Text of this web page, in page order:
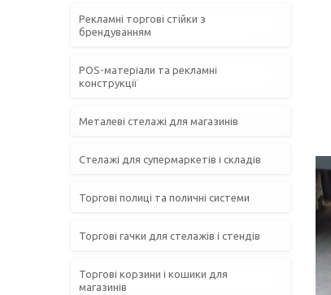
Рекламні торгові стійки з
брендуванням
POS-матеріали та рекламні
конструкції
Металеві стелажі для магазинів
Стелажі для супермаркетів і складів
Торгові полиці та поличні системи
Торгові гачки для стелажів і стендів
Торгові корзини і кошики для
магазинів